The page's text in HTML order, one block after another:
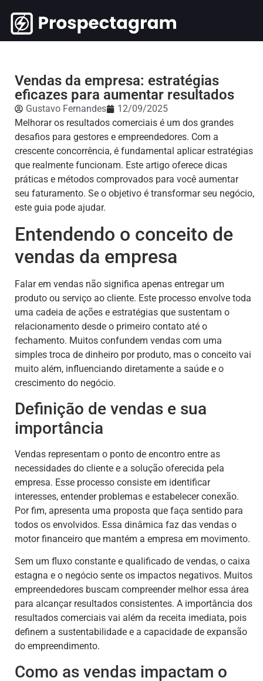
Vendas da empresa: estratégias
eficazes para aumentar resultados
Gustavo Fernandes
12/09/2025
Melhorar os resultados comerciais é um dos grandes
desafios para gestores e empreendedores. Com a
crescente concorrência, é fundamental aplicar estratégias
que realmente funcionam. Este artigo oferece dicas
práticas e métodos comprovados para você aumentar
seu faturamento. Se o objetivo é transformar seu negócio,
este guia pode ajudar.
Entendendo o conceito de
vendas da empresa
Falar em vendas não significa apenas entregar um
produto ou serviço ao cliente. Este processo envolve toda
uma cadeia de ações e estratégias que sustentam o
relacionamento desde o primeiro contato até o
fechamento. Muitos confundem vendas com uma
simples troca de dinheiro por produto, mas o conceito vai
muito além, influenciando diretamente a saúde e o
crescimento do negócio.
Definição de vendas e sua
importância
Vendas representam o ponto de encontro entre as
necessidades do cliente e a solução oferecida pela
empresa. Esse processo consiste em identificar
interesses, entender problemas e estabelecer conexão.
Por fim, apresenta uma proposta que faça sentido para
todos os envolvidos. Essa dinâmica faz das vendas o
motor financeiro que mantém a empresa em movimento.
Sem um fluxo constante e qualificado de vendas, o caixa
estagna e o negócio sente os impactos negativos. Muitos
empreendedores buscam compreender melhor essa área
para alcançar resultados consistentes. A importância dos
resultados comerciais vai além da receita imediata, pois
definem a sustentabilidade e a capacidade de expansão
do empreendimento.
Como as vendas impactam o